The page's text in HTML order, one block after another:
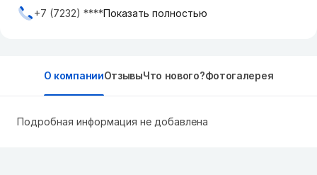
+7 (7232) ****Показать полностью
О компанииОтзывыЧто нового?Фотогалерея
Подробная информация не добавлена